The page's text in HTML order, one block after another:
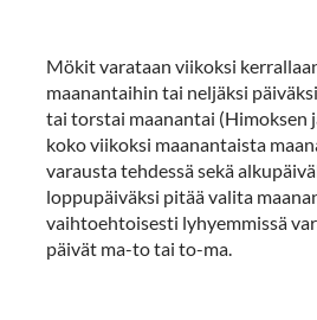
Mökit varataan viikoksi
maanantaihin tai neljäksi
tai torstai maanantai (Himoksen
koko viikoksi maanantaista
varausta tehdessä sekä
loppupäiväksi pitää valita
vaihtoehtoisesti lyhyemmissä
päivät ma-to tai to-ma.